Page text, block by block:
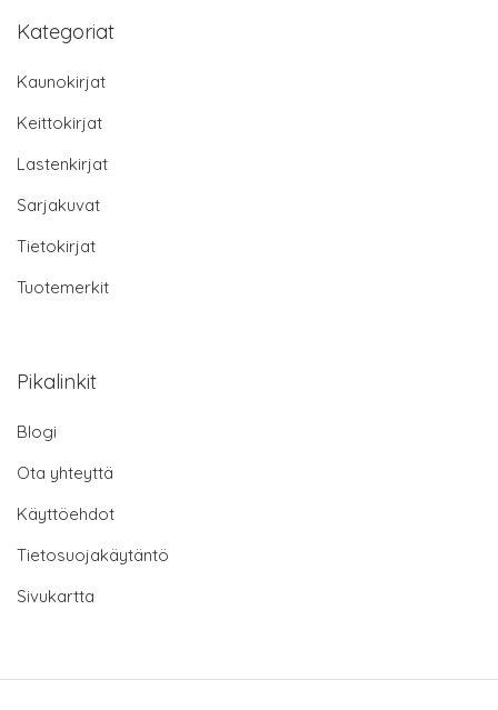
Kategoriat
Kaunokirjat
Keittokirjat
Lastenkirjat
Sarjakuvat
Tietokirjat
Tuotemerkit
Pikalinkit
Blogi
Ota yhteyttä
Käyttöehdot
Tietosuojakäytäntö
Sivukartta